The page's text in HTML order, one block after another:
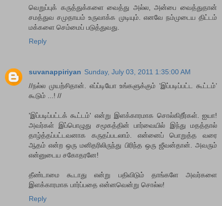
வெறுப்புக் கருத்துக்களை வைத்து அல்ல, அன்பை வைத்துதான்
சமத்துவ சமுதாயம் உருவாக்க முடியும். எனவே நம்முடைய திட்டம்
மக்களை செம்மைப் படுத்துவது.
Reply
suvanappiriyan Sunday, July 03, 2011 1:35:00 AM
//நல்ல முயற்சிதான். எப்ப்டியோ உங்களுக்கும் ’இப்படிப்பட்ட கூட்டம்’
கூடும் ...! //
'இப்படிப்பட்டக் கூட்டம்' என்று இளக்காரமாக சொல்கிறீர்கள். ஐயா!
அவர்கள் இப்பொழுது சமூகத்தின் பார்வையில் இந்து மதத்தால்
தாழ்த்தப்பட்டவனாக கருதப்படலாம். என்னைப் பொறுத்த வரை
ஆதம் என்ற ஒரு மனிதரிலிருந்து பிரிந்த ஒரு ஜீவன்தான். அவரும்
என்னுடைய சகோதரனே!
தீண்டாமை கூடாது என்று பதிவிடும் தாங்களே அவர்களை
இளக்காரமாக பார்ப்பதை என்னவென்று சொல்ல!
Reply